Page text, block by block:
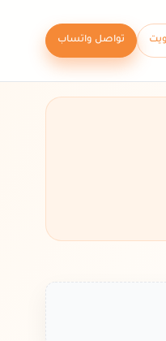
تواصل واتساب